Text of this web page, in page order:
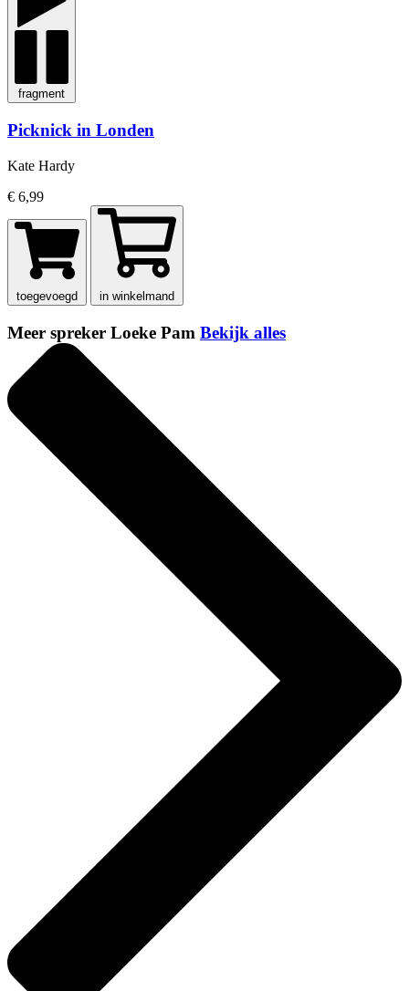
fragment
Picknick in Londen
Kate Hardy
€ 6,99
toegevoegd in winkelmand
Meer spreker Loeke Pam Bekijk alles